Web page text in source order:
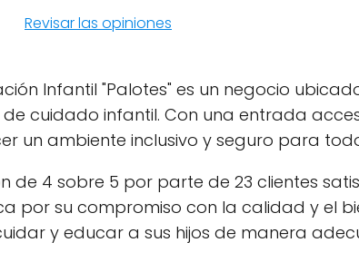
Revisar las opiniones
Infantil "Palotes" es un negocio
cuidado infantil. Con una entrada
un ambiente inclusivo y seguro para
de 4 sobre 5 por parte de 23 clientes
por su compromiso con la calidad y el
y educar a sus hijos de manera